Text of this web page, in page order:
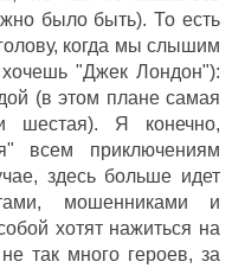
было быть). То есть
когда мы слышим
"Джек Лондон"):
(в этом плане самая
шестая). Я конечно,
всем приключениям
здесь больше идет
мошенниками и
хотят нажиться на
так много героев, за